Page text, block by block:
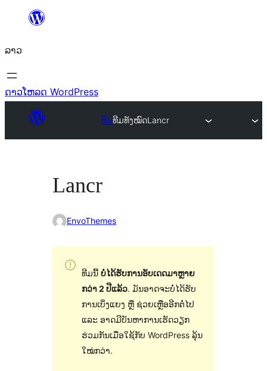
ທີ່
ເນື້ອຫາ
ລາວ
ດາວໂຫລດ WordPress
ທີມທີມທັງໝົດLancr
Lancr
EnvoThemes
ທີມນີ້ ບໍ່ໄດ້ຮັບການອັບເດດມາຫຼາຍ
ກວ່າ 2 ປີແລ້ວ. ມັນອາດຈະບໍ່ໄດ້ຮັບ
ການເບິ່ງແຍງ ຫຼື ຊ່ວຍເຫຼືອອີກຕໍ່ໄປ
ແລະ ອາດມີບັນຫາການເຮັດວຽກ
ຮ່ວມກັນເມື່ອໃຊ້ກັບ WordPress ລຸ້ນ
ໃໝ່ກວ່າ.